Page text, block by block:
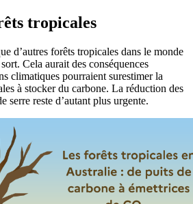
tropicales
d’autres forêts tropicales dans le monde
Cela aurait des conséquences
climatiques pourraient surestimer la
à stocker du carbone. La réduction des
serre reste d’autant plus urgente.